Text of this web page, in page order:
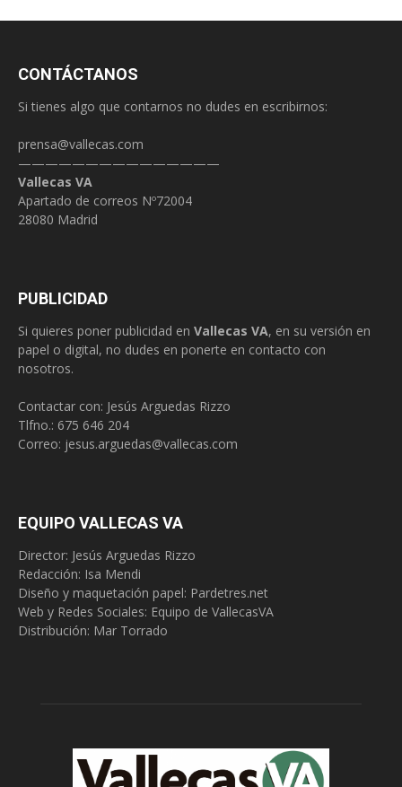
CONTÁCTANOS
Si tienes algo que contarnos no dudes en escribirnos:
prensa@vallecas.com
———————————————
Vallecas VA
Apartado de correos Nº72004
28080 Madrid
PUBLICIDAD
Si quieres poner publicidad en Vallecas VA, en su versión en
papel o digital, no dudes en ponerte en contacto con
nosotros.
Contactar con: Jesús Arguedas Rizzo
Tlfno.: 675 646 204
Correo: jesus.arguedas@vallecas.com
EQUIPO VALLECAS VA
Director: Jesús Arguedas Rizzo
Redacción: Isa Mendi
Diseño y maquetación papel: Pardetres.net
Web y Redes Sociales: Equipo de VallecasVA
Distribución: Mar Torrado